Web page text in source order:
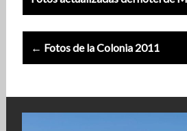
navigation
← Fotos de la Colonia 2011